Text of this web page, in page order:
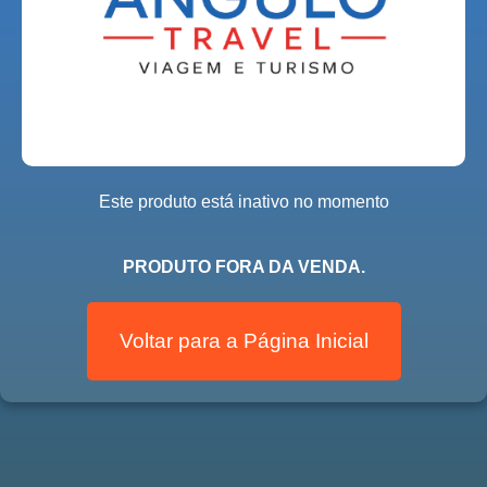
Este produto está inativo no momento
PRODUTO FORA DA VENDA.
Voltar para a Página Inicial